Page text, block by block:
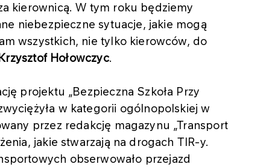
kierownicą. W tym roku będziemy
niebezpieczne sytuacje, jakie mogą
wszystkich, nie tylko kierowców, do
Hołowczyc.
projektu „Bezpieczna Szkoła Przy
w kategorii ogólnopolskiej w
przez redakcję magazynu „Transport
jakie stwarzają na drogach TIR-y.
obserwowało przejazd